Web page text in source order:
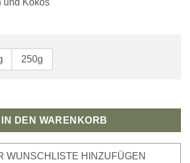
und Kokos
250g
Urlaub im Anzug Menge
IN DEN WARENKORB
WUNSCHLISTE HINZUFÜGEN